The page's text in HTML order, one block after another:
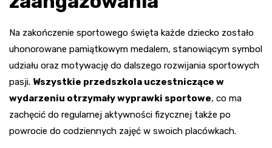
Na zakończenie sportowego święta każde dziecko zostało
uhonorowane pamiątkowym medalem, stanowiącym symbol
udziału oraz motywację do dalszego rozwijania sportowych
pasji. Wszystkie przedszkola uczestniczące w
wydarzeniu otrzymały wyprawki sportowe, co ma
zachęcić do regularnej aktywności fizycznej także po
powrocie do codziennych zajęć w swoich placówkach.